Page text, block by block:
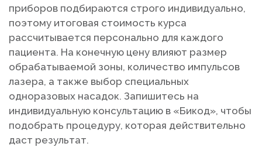
приборов подбираются строго индивидуально,
поэтому итоговая стоимость курса
рассчитывается персонально для каждого
пациента. На конечную цену влияют размер
обрабатываемой зоны, количество импульсов
лазера, а также выбор специальных
одноразовых насадок. Запишитесь на
индивидуальную консультацию в «Бикод», чтобы
подобрать процедуру, которая действительно
даст результат.